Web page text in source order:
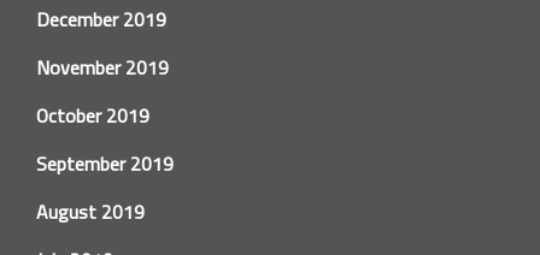
December 2019
November 2019
October 2019
September 2019
August 2019